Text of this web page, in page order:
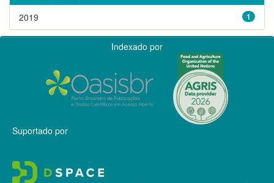
1
2019
Indexado por
Suportado por